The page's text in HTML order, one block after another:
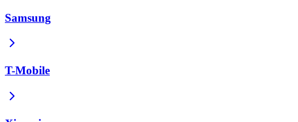
Samsung
T-Mobile